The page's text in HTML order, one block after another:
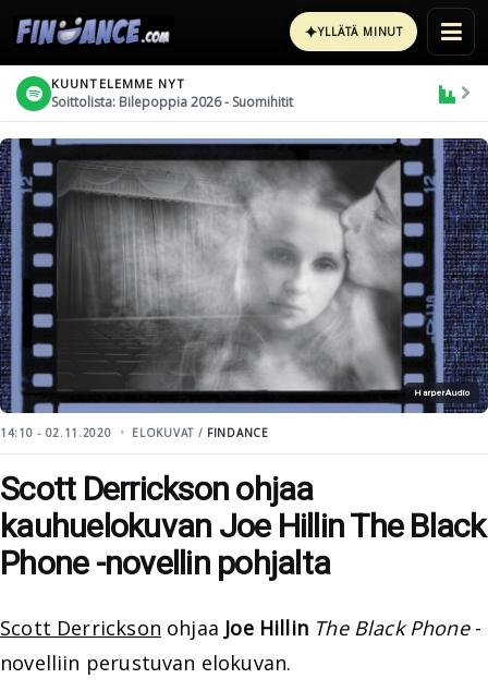
✦YLLÄTÄ MINUT
KUUNTELEMME NYT
Soittolista: Bilepoppia 2026 - Suomihitit
HarperAudio
14:10 - 02.11.2020 ELOKUVAT / FINDANCE
Scott Derrickson ohjaa
kauhuelokuvan Joe Hillin The Black
Phone -novellin pohjalta
Scott Derrickson ohjaa Joe Hillin The Black Phone-
novelliin perustuvan elokuvan.